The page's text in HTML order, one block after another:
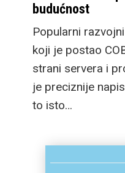
budućnost
Popularni
koji je postao
strani servera i
je preciznije
to isto…